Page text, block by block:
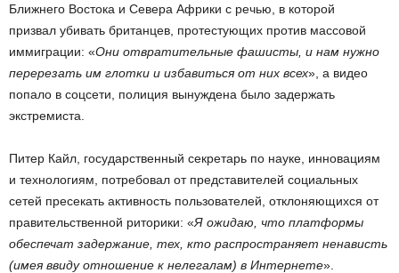
Ближнего Востока и Севера Африки с речью, в которой
призвал убивать британцев, протестующих против массовой
иммиграции: «Они отвратительные фашисты, и нам нужно
перерезать им глотки и избавиться от них всех», а видео
попало в соцсети, полиция вынуждена было задержать
экстремиста.
Питер Кайл, государственный секретарь по науке, инновациям
и технологиям, потребовал от представителей социальных
сетей пресекать активность пользователей, отклоняющихся от
правительственной риторики: «Я ожидаю, что платформы
обеспечат задержание, тех, кто распространяет ненависть
(имея ввиду отношение к нелегалам) в Интернете».